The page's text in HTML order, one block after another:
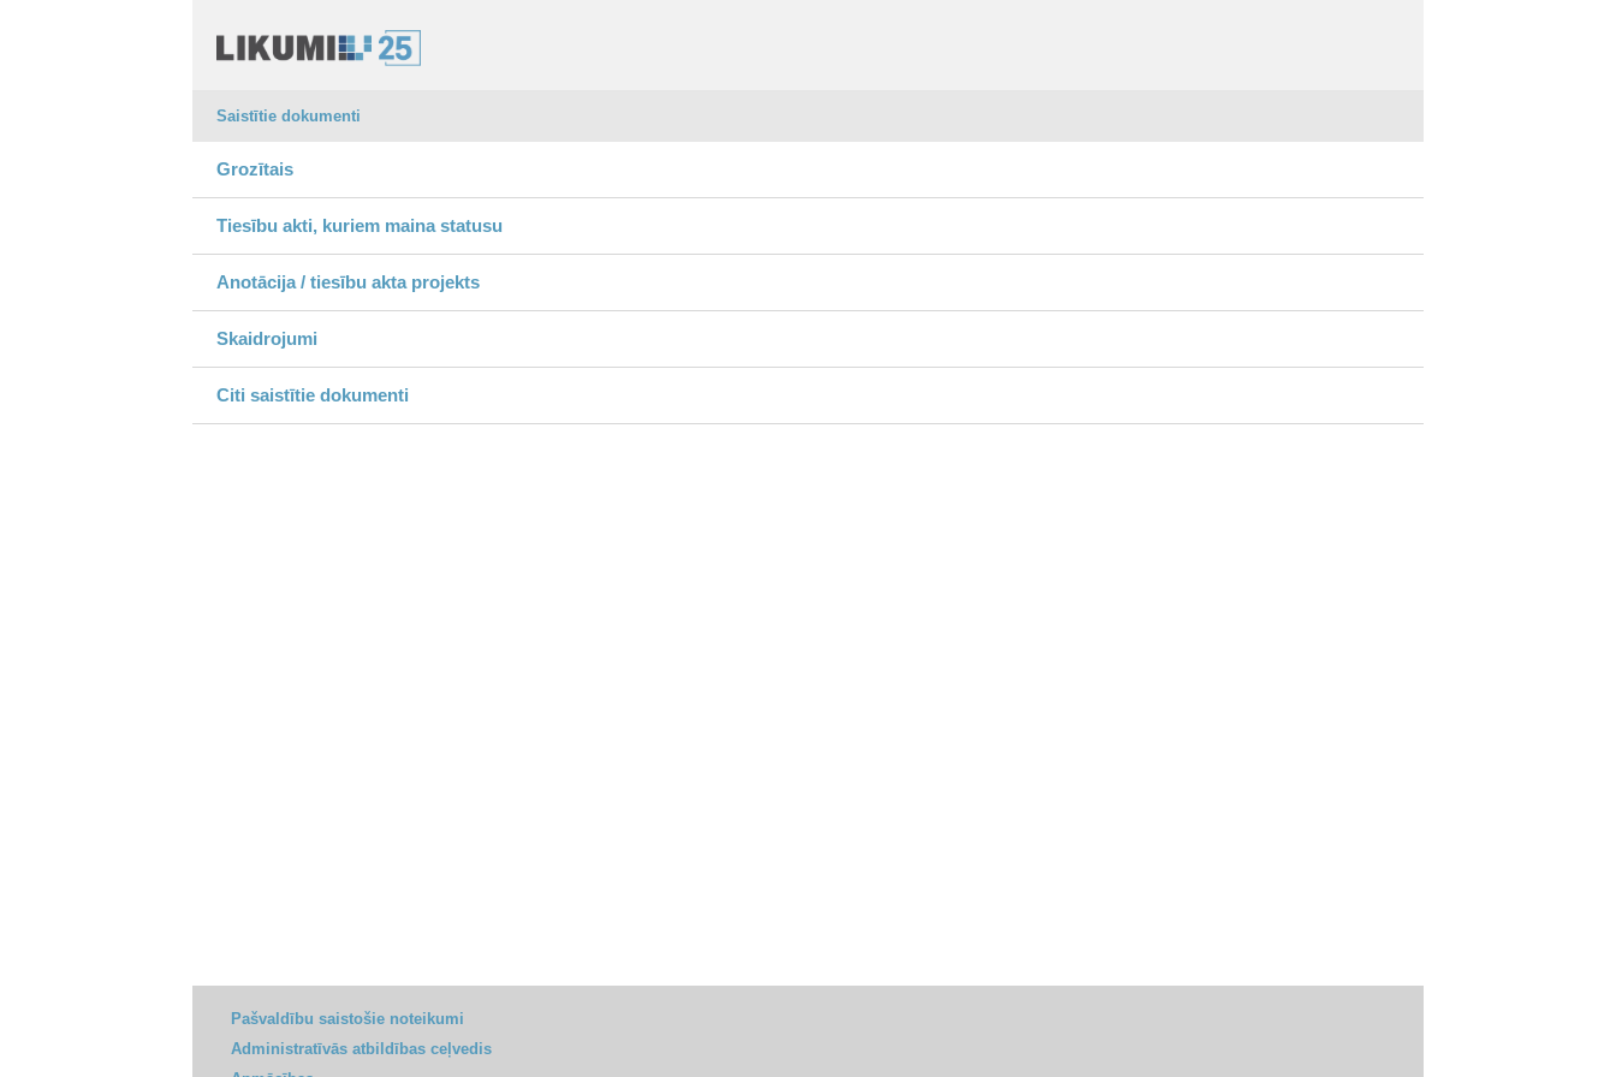
Saistītie dokumenti
Grozītais
Tiesību akti, kuriem maina statusu
Anotācija / tiesību akta projekts
Skaidrojumi
Citi saistītie dokumenti
Pašvaldību saistošie noteikumi
Administratīvās atbildības ceļvedis